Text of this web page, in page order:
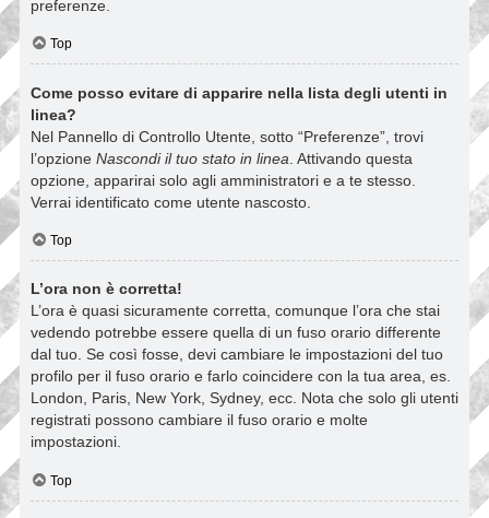
preferenze.
Top
Come posso evitare di apparire nella lista degli utenti in
linea?
Nel Pannello di Controllo Utente, sotto “Preferenze”, trovi
l’opzione Nascondi il tuo stato in linea . Attivando questa
opzione, apparirai solo agli amministratori e a te stesso.
Verrai identificato come utente nascosto.
Top
L’ora non è corretta!
L’ora è quasi sicuramente corretta, comunque l’ora che stai
vedendo potrebbe essere quella di un fuso orario differente
dal tuo. Se così fosse, devi cambiare le impostazioni del tuo
profilo per il fuso orario e farlo coincidere con la tua area, es.
London, Paris, New York, Sydney, ecc. Nota che solo gli utenti
registrati possono cambiare il fuso orario e molte
impostazioni.
Top